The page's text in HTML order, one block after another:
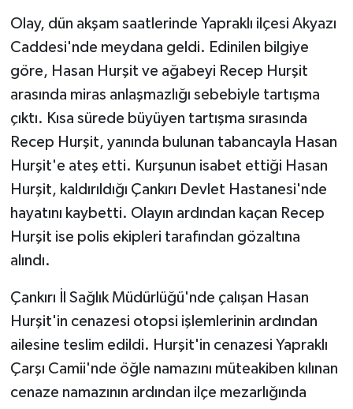
Olay, dün akşam saatlerinde Yapraklı ilçesi Akyazı
Caddesi'nde meydana geldi. Edinilen bilgiye
göre, Hasan Hurşit ve ağabeyi Recep Hurşit
arasında miras anlaşmazlığı sebebiyle tartışma
çıktı. Kısa sürede büyüyen tartışma sırasında
Recep Hurşit, yanında bulunan tabancayla Hasan
Hurşit'e ateş etti. Kurşunun isabet ettiği Hasan
Hurşit, kaldırıldığı Çankırı Devlet Hastanesi'nde
hayatını kaybetti. Olayın ardından kaçan Recep
Hurşit ise polis ekipleri tarafından gözaltına
alındı.
Çankırı İl Sağlık Müdürlüğü'nde çalışan Hasan
Hurşit'in cenazesi otopsi işlemlerinin ardından
ailesine teslim edildi. Hurşit'in cenazesi Yapraklı
Çarşı Camii'nde öğle namazını müteakiben kılınan
cenaze namazının ardından ilçe mezarlığında